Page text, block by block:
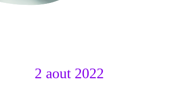
2 aout 2022